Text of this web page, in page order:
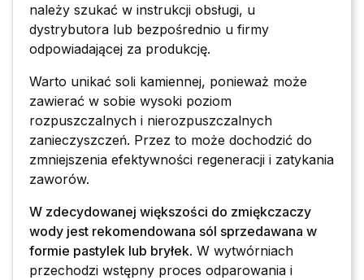
należy szukać w instrukcji obsługi, u
dystrybutora lub bezpośrednio u firmy
odpowiadającej za produkcję.
Warto unikać soli kamiennej, ponieważ może
zawierać w sobie wysoki poziom
rozpuszczalnych i nierozpuszczalnych
zanieczyszczeń. Przez to może dochodzić do
zmniejszenia efektywności regeneracji i zatykania
zaworów.
W zdecydowanej większości do zmiękczaczy
wody jest rekomendowana sól sprzedawana w
formie pastylek lub bryłek. W wytwórniach
przechodzi wstępny proces odparowania i